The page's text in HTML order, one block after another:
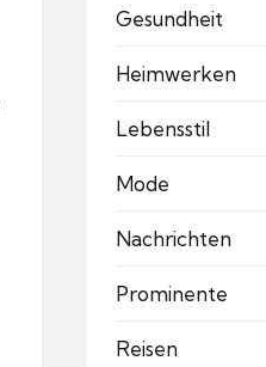
Gesundheit
Heimwerken
Lebensstil
Mode
Nachrichten
Prominente
Reisen